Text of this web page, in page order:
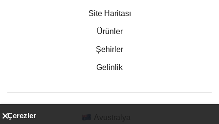
Site Haritası
Ürünler
Şehirler
Gelinlik
Çerezler